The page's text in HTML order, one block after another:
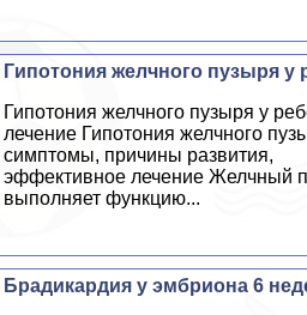
Гипотония желчного пузыря у
Гипотония желчного пузыря у
лечение Гипотония желчного
симптомы, причины развития,
эффективное лечение Желчный
выполняет функцию...
Брадикардия у эмбриона 6